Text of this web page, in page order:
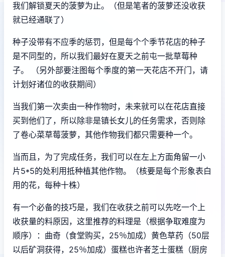
我们解锁夏天的菠萝为止。（但是笔者的菠萝还没收获
就已经通联了）
种子没带有不应季的惩罚，但是每个个季节花店的种子
是不同型的，所以我们最好在夏天之前屯一批草莓种
子。 （另外部要注图每个季度的第一天花店不开门，请
计划好诸位的收获期间）
当我们第一次卖由一种作物时，未来就可以在花店直接
买到他们了，所以除非是镇长女儿的任务需求，否则除
了卷心菜草莓菠萝，其他作物我们都只需要种一个。
当而且，为了完成任务，我们可以在左上方面角留一小
片5*5的处利用抵种植其他作物。（核要是每个形象表白
用的花，每种十株）
有一个必备的技巧是，我们在收获之前可以先吃一个上
收获量的料原因，这里推荐的料理是（根据争取难度为
顺序）：曲奇（食堂购买，25％加成）黄色草药（50层
以后矿洞获得，25％加成）蛋糕也许者芝士蛋糕（厨房